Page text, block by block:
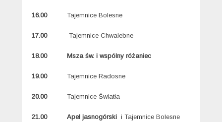
16.00Tajemnice Bolesne
17.00 Tajemnice Chwalebne
18.00 Msza św. i wspólny różaniec
19.00Tajemnice Radosne
20.00Tajemnice Światła
21.00 Apel jasnogórski i Tajemnice Bolesne